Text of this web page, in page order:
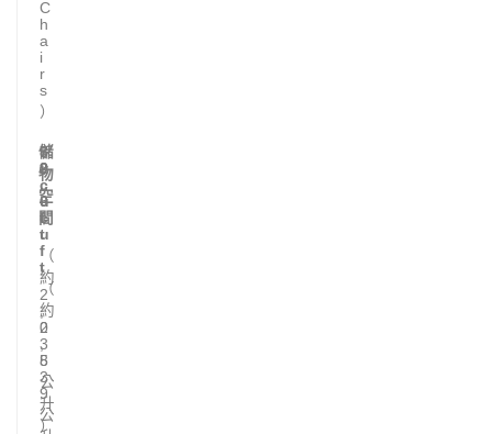
C
h
a
i
r
s
）
儲
物
空
間
8
9
.
6
c
u
f
t
（
約
2
,
5
3
9
公
7
2
c
u
f
t
（
約
2
,
0
3
8
公
升
）